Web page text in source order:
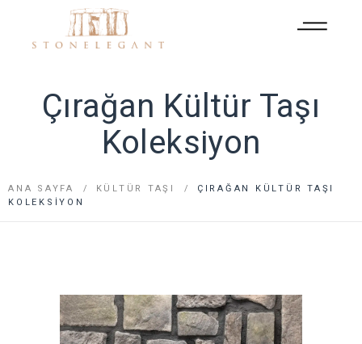
Çırağan Kültür Taşı
Koleksiyon
ANA SAYFA KÜLTÜR TAŞI
ÇIRAĞAN KÜLTÜR TAŞI
KOLEKSIYON